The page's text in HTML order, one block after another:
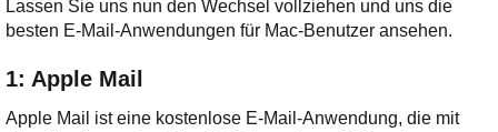
Lassen Sie uns nun den Wechsel vollziehen und uns die
besten E-Mail-Anwendungen für Mac-Benutzer ansehen.
1: Apple Mail
Apple Mail ist eine kostenlose E-Mail-Anwendung, die mit